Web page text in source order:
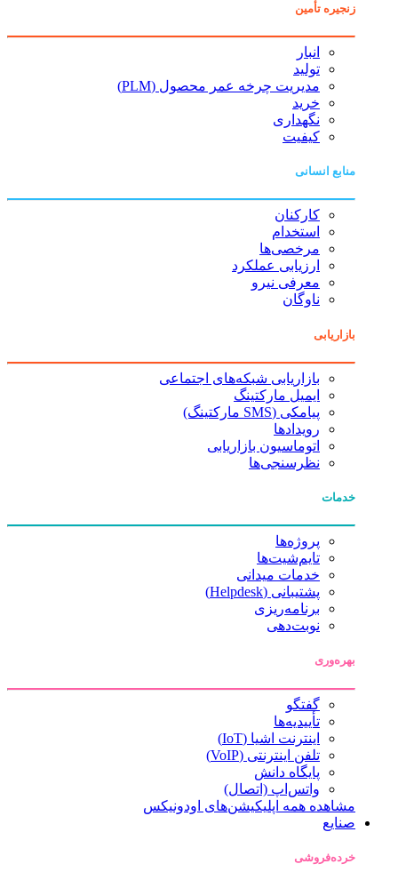
زنجیره تأمین
انبار
تولید
مدیریت چرخه عمر محصول (PLM)
خرید
نگهداری
کیفیت
منابع انسانی
کارکنان
استخدام
مرخصی‌ها
ارزیابی عملکرد
معرفی نیرو
ناوگان
بازاریابی
بازاریابی شبکه‌های اجتماعی
ایمیل مارکتینگ
پیامکی (SMS مارکتینگ)
رویدادها
اتوماسیون بازاریابی
نظرسنجی‌ها
خدمات
پروژه‌ها
تایم‌شیت‌ها
خدمات میدانی
پشتیبانی (Helpdesk)
برنامه‌ریزی
نوبت‌دهی
بهره‌وری
گفتگو
تأییدیه‌ها
اینترنت اشیا (IoT)
تلفن اینترنتی (VoIP)
پایگاه دانش
واتس‌اپ (اتصال)
مشاهده همه اپلیکیشن‌های اودونیکس
صنایع
خرده‌فروشی